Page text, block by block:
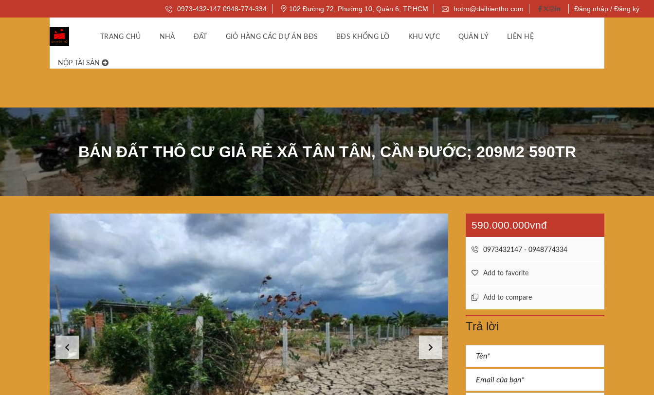
0973-432-147 0948-774-334 102 Đường 72, Phường 10, Quận 6, TP.HCM hotro@daihientho.com Đăng nhập / Đăng ký
TRANG CHỦ NHÀ ĐẤT GIỎ HÀNG CÁC DỰ ÁN BĐS BĐS KHỔNG LỒ KHU VỰC QUẢN LÝ LIÊN HỆ
NỘP TÀI SẢN
BÁN ĐẤT THÔ CƯ GIẢ RẺ XÃ TÂN TÂN, CẦN ĐƯỚC; 209M2 590TR
590.000.000vnđ
0973432147 - 0948774334
Add to favorite
Add to compare
Trả lời